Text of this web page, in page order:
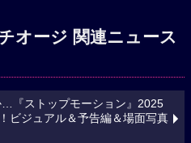
オージ 関連ニュース
…『ストップモーション』2025
ビジュアル＆予告編＆場面写真